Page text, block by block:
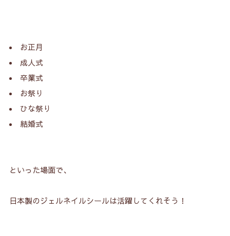
お正月
成人式
卒業式
お祭り
ひな祭り
結婚式
といった場面で、
日本製のジェルネイルシールは活躍してくれそう！